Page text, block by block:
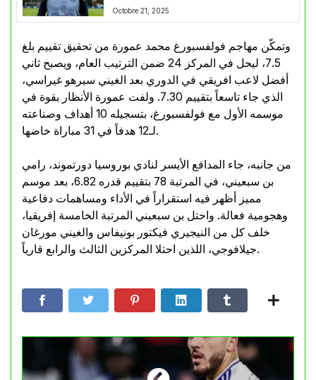
Octobre 21, 2025
وتمكّن مهاجم فولفسبورغ محمد عمورة من تحقيق تقييم بلغ
7.5، ليحل في المركز 24 ضمن الترتيب العام، ويصبح ثاني
أفضل لاعب افريقي في الدوري بعد الغيني سيرهو غيراسي،
الذي جاء تاسعاً بتقييم 7.30. ولفت عمورة الأنظار بقوة في
موسمه الأول مع فولفسبورغ، بتسجيله 10 أهداف وصناعته
لـ12 هدفاً في 31 مباراة خاضها.
من جانبه، جاء المدافع الأيسر لنادي بوروسيا دورتموند، رامي
بن سبعيني، في المرتبة 78 بتقييم قدره 6.82، بعد موسم
مميز أظهر فيه استقراراً في الأداء ومساهمات دفاعية
وهجومية فعالة. واحتل بن سبعيني المرتبة الخامسة إفريقيا،
خلف كل من النيجيري فيكتور بونيفاس والغيني مورغان
جيلافوجي، اللذين احتلا المركزين الثالث والرابع قارياً.